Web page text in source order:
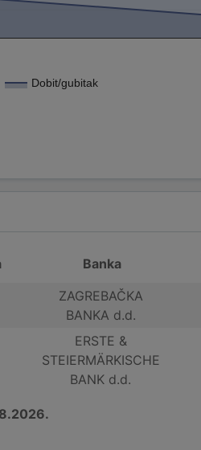
Dobit/gubitak
Banka
ZAGREBAČKA
BANKA d.d.
ERSTE &
STEIERMÄRKISCHE
BANK d.d.